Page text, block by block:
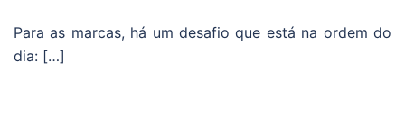
Para as marcas, há um desafio que está na ordem do
dia: […]